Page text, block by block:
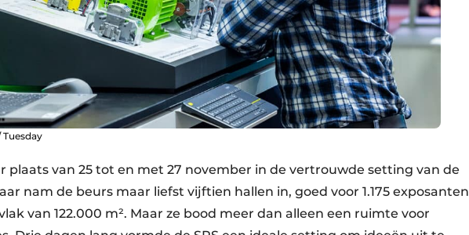
Tuesday
plaats van 25 tot en met 27 november in de vertrouwde setting van de
nam de beurs maar liefst vijftien hallen in, goed voor 1.175 exposanten
van 122.000 m². Maar ze bood meer dan alleen een ruimte voor